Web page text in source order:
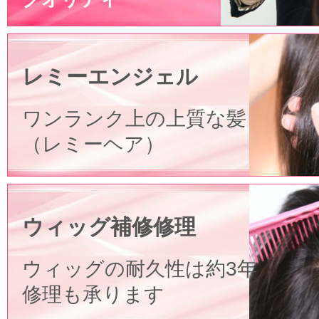
レミーエンジェル
ワンランク上の上質な髪
（レミーヘア）
ウィッグ補修修理
ウィッグの耐久性は約3年
修理も承ります